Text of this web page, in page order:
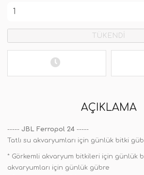
TÜKENDİ
AÇIKLAMA
----- JBL Ferropol 24 -----
Tatlı su akvaryumları için günlük bitki
* Görkemli akvaryum bitkileri için günlük
akvaryumları için günlük gübre